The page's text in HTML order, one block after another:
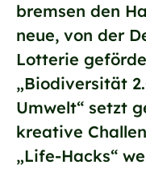
bremsen den
neue, von der
Lotterie
„Biodiversität
Umwelt“ setzt
kreative
„Life-Hacks“